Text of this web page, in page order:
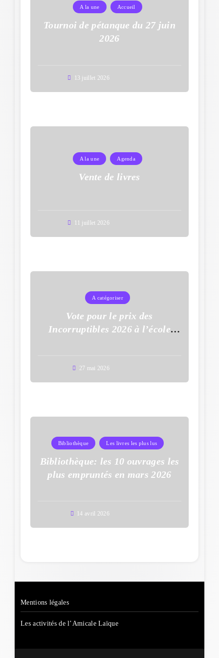
A la une Accueil
Tournoi de pétanque du 27 juin
2026
13 juillet 2026
A la une Agenda
Vente de livres
11 juillet 2026
A catégoriser
Vote pour le prix des
Incorruptibles 2026 à l’école
27 mai 2026
Bibliothèque Les livres les plus lus
Bibliothèque: les 10 ouvrages les
plus empruntés en mars 2026
14 avril 2026
Mentions légales
Les activités de l’Amicale Laïque